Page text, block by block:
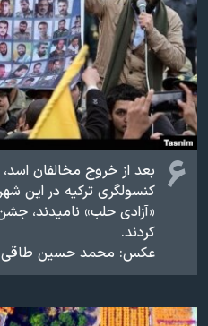
۶
بعد از خروج مخالفان
کنسولگری ترکیه در این
«آزادی حلب» نامیدند،
کردند.
عکس: محمد حسین طاقی